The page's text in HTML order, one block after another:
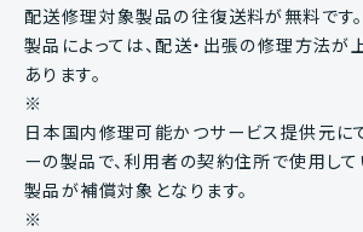
配送修理対象製品の往復送料が無料です
製品によっては、配送・出張の修理方法
あります。
※
日本国内修理可能かつサービス提供元に
ーの製品で、利用者の契約住所で使用し
製品が補償対象となります。
※